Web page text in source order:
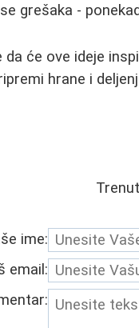
grešaka -
da će ove ideje
hrane i
ime:
email: